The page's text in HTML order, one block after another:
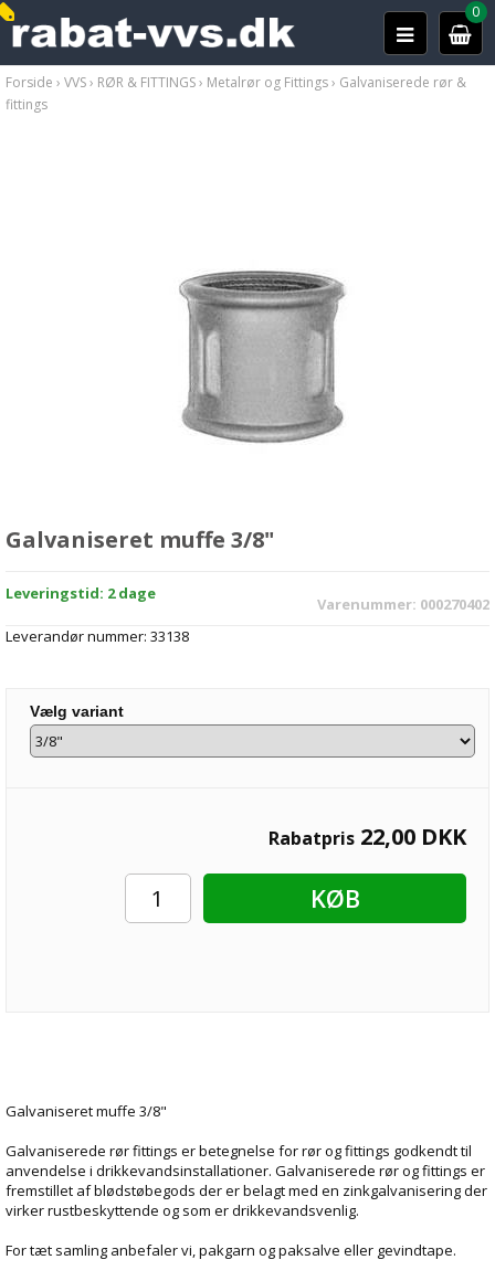
0
Forside › VVS› RØR & FITTINGS› Metalrør og Fittings› Galvaniserede rør &
fittings
Galvaniseret muffe 3/8"
Leveringstid: 2 dage
Varenummer: 000270402
Leverandør nummer: 33138
Vælg variant
Rabatpris 22,00 DKK
KØB
Galvaniseret muffe 3/8"
Galvaniserede rør fittings er betegnelse for rør og fittings godkendt til
anvendelse i drikkevandsinstallationer. Galvaniserede rør og fittings er
fremstillet af blødstøbegods der er belagt med en zinkgalvanisering der
virker rustbeskyttende og som er drikkevandsvenlig.
For tæt samling anbefaler vi, pakgarn og paksalve eller gevindtape.